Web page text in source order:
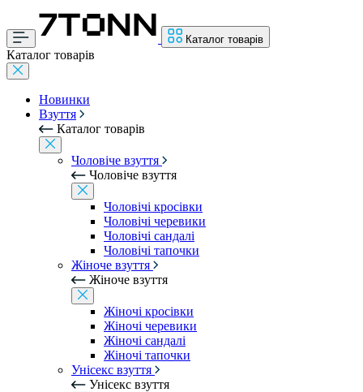
Каталог товарів
Каталог товарів
Новинки
Взуття
Каталог товарів
Чоловіче взуття
Чоловіче взуття
Чоловічі кросівки
Чоловічі черевики
Чоловічі сандалі
Чоловічі тапочки
Жіноче взуття
Жіноче взуття
Жіночі кросівки
Жіночі черевики
Жіночі сандалі
Жіночі тапочки
Унісекс взуття
Унісекс взуття